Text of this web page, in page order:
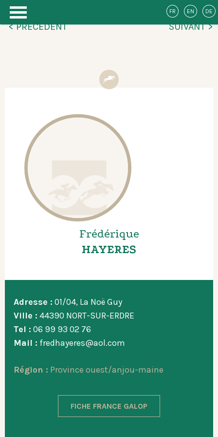
FR EN DE
< PRÉCÉDENT SUIVANT >
Frédérique
HAYERES
Adresse : 01/04, La Noë Guy
Ville : 44390 NORT-SUR-ERDRE
Tel : 06 99 93 02 76
Mail : fredhayeres@aol.com
Région : Province ouest/anjou-maine
FICHE FRANCE GALOP